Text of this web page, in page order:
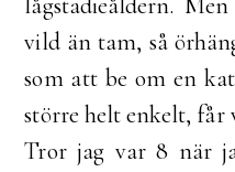
vild än tam, så
som att be om en
större helt enkelt, får
Tror jag var 8 när